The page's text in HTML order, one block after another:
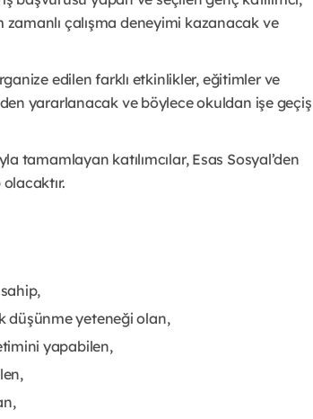
zamanlı çalışma deneyimi kazanacak ve
edilen farklı etkinlikler, eğitimler ve
yararlanacak ve böylece okuldan işe geçiş
tamamlayan katılımcılar, Esas Sosyal’den
düşünme yeteneği olan,
yapabilen,